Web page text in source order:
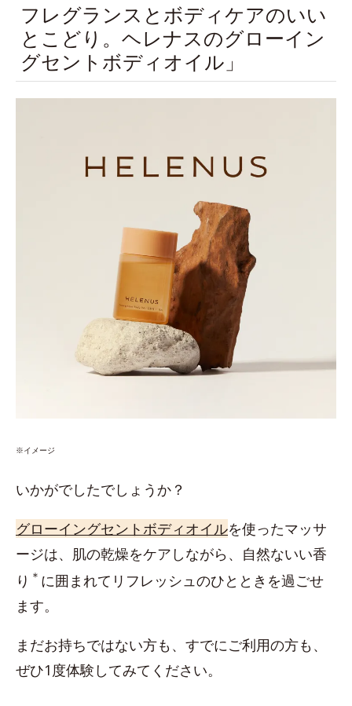
フレグランスとボディケアのいい
とこどり。ヘレナスのグローイン
グセントボディオイル」
※イメージ
いかがでしたでしょうか？
グローイングセントボディオイルを使ったマッサ
ージは、肌の乾燥をケアしながら、自然ないい香
り ＊ に囲まれてリフレッシュのひとときを過ごせ
ます。
まだお持ちではない方も、すでにご利用の方も、
ぜひ1度体験してみてください。